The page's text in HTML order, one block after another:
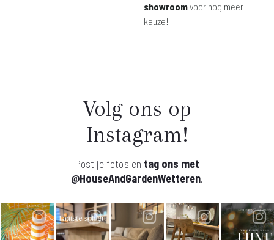
showroomvoor nog meer
keuze!
Volg ons op
Instagram!
Post je foto's en tag ons met
@HouseAndGardenWetteren.